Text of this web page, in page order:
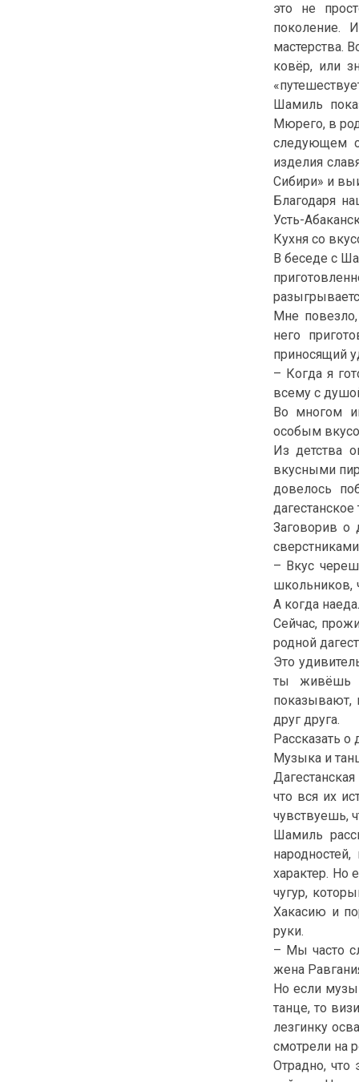
это не
поколение.
мастерства.
ковёр, или
Шамиль
Мюрего, в
следующем
изделия
Сибири» и
Благодаря
Усть-
Кухня со
В беседе с
Мне
него
приносящий
– Когда я
всему с
Во многом
особым
Из детства
вкусными
довелось
Заговорив о
– Вкус
школьников,
А когда
Сейчас,
родной
Это
ты живёшь
показывают,
друг друга.
Рассказать
Музыка и
что вся их
чувствуешь,
Шамиль
характер. Но
чугур,
Хакасию и
руки.
– Мы часто
жена
Но если
танце, то
лезгинку
смотрели на
Отрадно, что